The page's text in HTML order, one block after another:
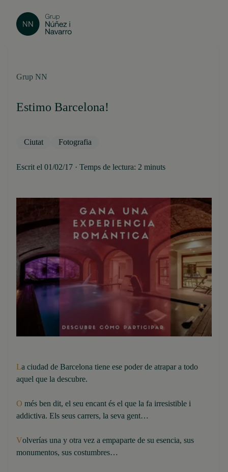
Grup NN
Estimo Barcelona!
Ciutat Fotografia
Escrit el 01/02/17 · Temps de lectura: 2 minuts
La ciudad de Barcelona tiene ese poder de atrapar a todo
aquel que la descubre.
O més ben dit, el seu encant és el que la fa irresistible i
addictiva. Els seus carrers, la seva gent…
Volverías una y otra vez a empaparte de su esencia, sus
monumentos, sus costumbres…